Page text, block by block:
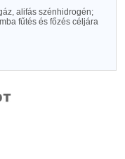
alifás szénhidrogén;
fűtés és főzés céljára